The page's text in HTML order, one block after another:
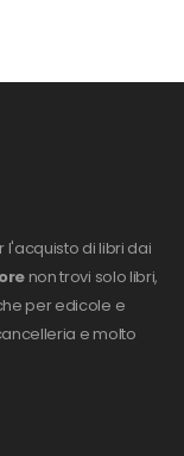
l'acquisto di libri dai
non trovi solo libri,
per edicole e
e molto